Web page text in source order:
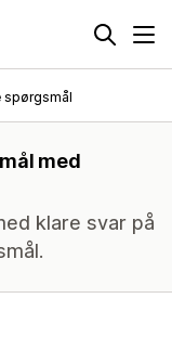
spørgsmål
med
klare svar på